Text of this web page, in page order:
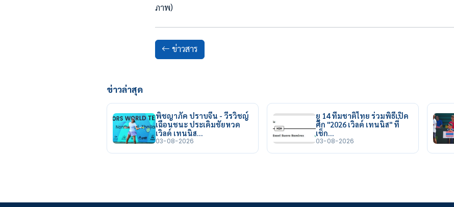
ภาพ)
ข่าวสาร
ข่าวล่าสุด
พิชญาภัค ปราบจีน - วีรวิชญ์
เฉือนชนะ ประเดิมชัยหวด
เวิลด์ เทนนิส…
03-08-2026
ยู 14 ทีมชาติไทย ร่วมพิธีเปิด
ศึก "2026 เวิลด์ เทนนิส" ที่
เช็ก…
03-08-2026